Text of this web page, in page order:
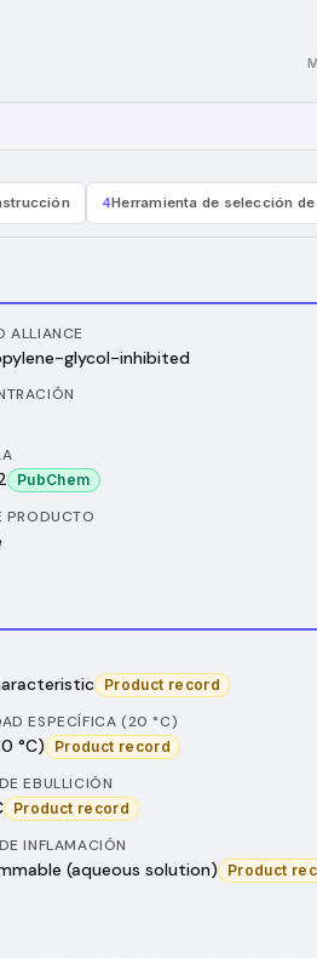
4Herramienta de selección
ALLIANCE
glycol-inhibited
PubChem
PRODUCTO
Product record
ESPECÍFICA (20 °C)
°C) Product record
EBULLICIÓN
Product record
INFLAMACIÓN
(aqueous solution) Product